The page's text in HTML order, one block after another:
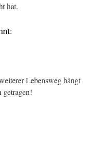
hat.
Lebensweg hängt
getragen!